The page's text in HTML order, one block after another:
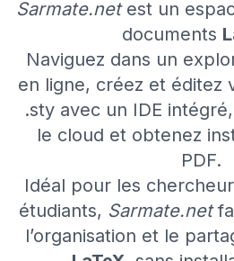
Sarmate.netest un
documents
Naviguez dans un
en ligne, créez et éditez
.styavec un IDE
le cloud et obtenez
PDF.
Idéal pour les
étudiants, Sarmate.net
l’organisation et le